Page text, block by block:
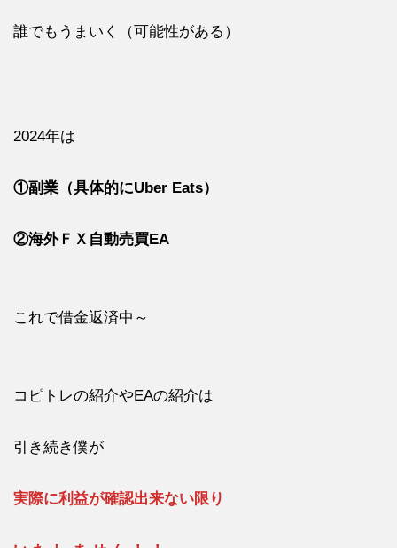
誰でもうまいく（可能性がある）
2024年は
①副業（具体的にUber Eats）
②海外ＦＸ自動売買EA
これで借金返済中～
コピトレの紹介やEAの紹介は
引き続き僕が
実際に利益が確認出来ない限り